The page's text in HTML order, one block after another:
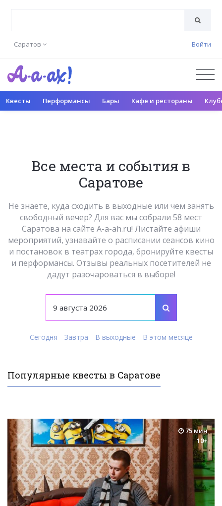
Саратов Войти
Квесты Перформансы Бары Кафе и рестораны
Все места и события в
Саратове
Не знаете, куда сходить в выходные или чем занять
свободный вечер? Для вас мы собрали 58 мест
Саратова на сайте A-a-ah.ru! Листайте афиши
мероприятий, узнавайте о расписании сеансов кино
и постановок в театрах города, бронируйте квесты
и перформансы. Отзывы реальных посетителей не
дадут разочароваться в выборе!
Сегодня Завтра В выходные В этом месяце
Популярные квесты в Саратове
75 мин
10+